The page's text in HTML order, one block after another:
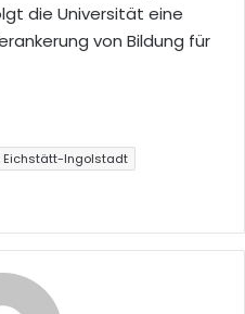
die Universität eine
von Bildung für
Eichstätt-Ingolstadt